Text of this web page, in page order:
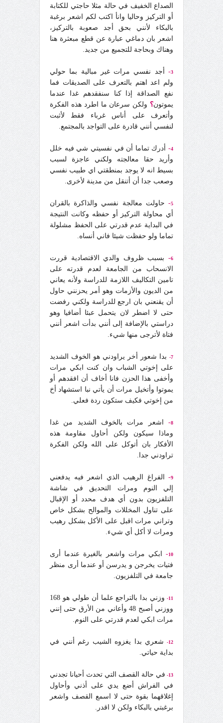
الصداع الخفيف في حالة مثلا حاجتي للكتابة
أو التركيز وحاليا وانأ اكتب لكم اشعر برغبة
بالبكاء لأنني بحق أجد صعوبة بالتركيز،
اشعر بان دماغي عبارة عن قطع مبعثرة هنا
وهناك وبحاجة للتجميع من جديد.
3
- أجد نفسي مرات غير مبالية بما حولي
ولم اعد اهتم بالتعرف على الصديقات فما
نفع الصداقة إذا كنا سنفقدهم غدا عندما
يموتون؟ ولكن سرعان ما اطرد هذه الفكرة
وأتعرف على أناس غرباء فقط لأثبت
لنفسي أنني قادرة على التواجد بالمجتمع.
4
- أدرك تماما أن في نفسيتي شي فيه خلل
وأريد حقا معالجته ولكني عاجزة لسبب
بسيط انه لا يوجد بمنطقتي اي طبيب نفسي
وصعب جدا أن أتنقل من مدينة لأخرى.
5
- حاولت معالجة نفسي والذاكرة بالقران
أي محاولة التركيز أو حفظه وكانت النتيجة
في البداية عدم قدرتي على الحفظ مشلولة
تماما ولو حفظت شيئا فاني أنساه.
6
- بسبب ظروف والدي الاقتصادية قررت
الانسحاب من الجامعة لعدم قدرته على
تامين التكاليف اللازمة للدراسة ولأنه يعاني
من الديون والأزمات وهو أمر يحزنني حاول
أن يقنعني بان ارجع للدراسة ولكني رفضت
حتى لا اضطر لان يتحمل عبئا أضافيا وهو
دراستي بالإضافة إلى أنني بدأت اشعر أنني
فتاة لأترجى منها شيء.
7-
بدا شعور أخر يراودني هو الخوف الشديد
على إخوتي الشباب وان كنت ابكي مرات
وأخفى هذا الحزن فانا أخاف أن افقدهم أو
يموتوا وأتخيل مرات أن يأتي نبا استشهاد أخ
من إخوتي فكيف ستكون ردة فعلي.
8
- اشعر مرات بالخوف الشديد من غدا
وماذا سيكون ولكن أحاول مقاومة هذه
الأفكار بان أتوكل على الله ولكن الفكرة
تراودني جدا.
9
- الفراغ الرهيب الذي اشعر فيه يدفعني
إلي النوم ومرات التحديق في شاشة
التلفزيون بدون أي هدف محدد أو الإقبال
على تناول المخللات والموالح بشكل خاص
وتراني مرات اقبل على الأكل بشكل رهيب
ومرات لا أكل أي شيء.
10
- ابكي مرات واشعر بالغيرة عندما أرى
فتيات يخرجن و يدرسن أو عندما أرى منظر
جامعة في التلفزيون.
11-
وزني بدا بالتراجع علما أن طولي هو 168
ووزني أصبح 48 وأعاني من الأرق حتى إنني
مرات ابكي لعدم قدرتي على النوم.
12-
شعري بدا يغزوه الشيب رغم أنني في
بداية حياتي.
13-
في حالة القصف التي تحدث أحيانا تجدني
في الفراش أضع يدي على أذني وأحاول
إغلاقهما بقوة حتى لا اسمع القصف واشعر
برغبتي بالبكاء ولكن لا اقدر.